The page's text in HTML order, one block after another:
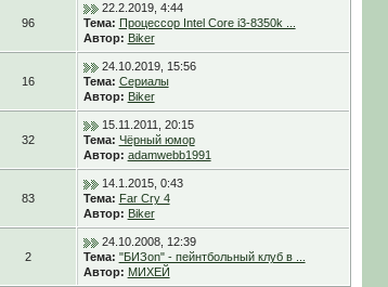
96
22.2.2019, 4:44
Тема: Процессор Intel Core i3-8350k ...
Автор: Biker
16
24.10.2019, 15:56
Тема: Сериалы
Автор: Biker
32
15.11.2011, 20:15
Тема: Чёрный юмор
Автор: adamwebb1991
83
14.1.2015, 0:43
Тема: Far Cry 4
Автор: Biker
2
24.10.2008, 12:39
Тема: "БИЗon" - пейнтбольный клуб в ...
Автор: МИХЕЙ